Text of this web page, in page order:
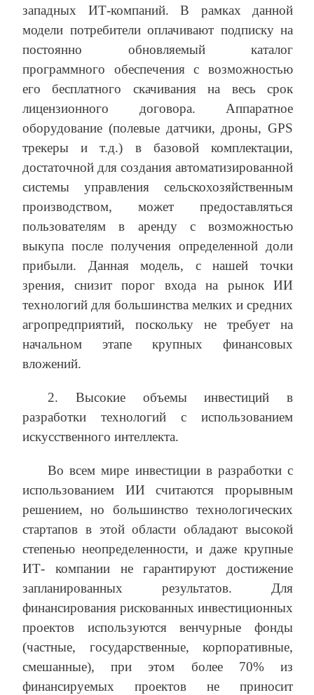
западных ИТ-компаний. В рамках данной
модели потребители оплачивают подписку на
постоянно обновляемый каталог
программного обеспечения с возможностью
его бесплатного скачивания на весь срок
лицензионного договора. Аппаратное
оборудование (полевые датчики, дроны, GPS
трекеры и т.д.) в базовой комплектации,
достаточной для создания автоматизированной
системы управления сельскохозяйственным
производством, может предоставляться
пользователям в аренду с возможностью
выкупа после получения определенной доли
прибыли. Данная модель, с нашей точки
зрения, снизит порог входа на рынок ИИ
технологий для большинства мелких и средних
агропредприятий, поскольку не требует на
начальном этапе крупных финансовых
вложений.
2. Высокие объемы инвестиций в
разработки технологий с использованием
искусственного интеллекта.
Во всем мире инвестиции в разработки с
использованием ИИ считаются прорывным
решением, но большинство технологических
стартапов в этой области обладают высокой
степенью неопределенности, и даже крупные
ИТ- компании не гарантируют достижение
запланированных результатов. Для
финансирования рискованных инвестиционных
проектов используются венчурные фонды
(частные, государственные, корпоративные,
смешанные), при этом более 70% из
финансируемых проектов не приносит